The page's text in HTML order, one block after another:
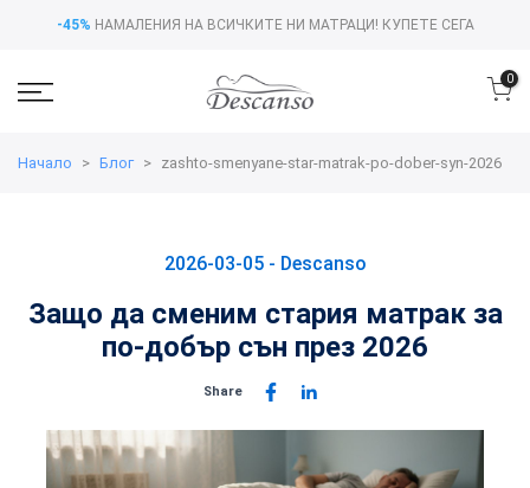
-45% НАМАЛЕНИЯ НА ВСИЧКИТЕ НИ МАТРАЦИ! КУПЕТЕ СЕГА
0
Начало Блог zashto-smenyane-star-matrak-po-dober-syn-2026
2026-03-05 - Descanso
Защо да сменим стария матрак за
по-добър сън през 2026
Share